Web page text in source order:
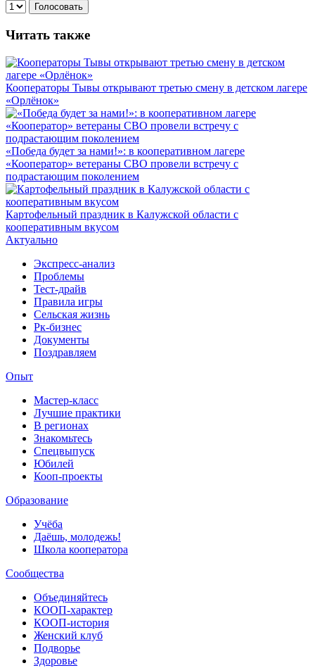
Голосовать
Читать также
Кооператоры Тывы открывают третью смену в детском лагере
«Орлёнок»
«Победа будет за нами!»: в кооперативном лагере
«Кооператор» ветераны СВО провели встречу с
подрастающим поколением
Картофельный праздник в Калужской области с
кооперативным вкусом
Актуально
Экспресс-анализ
Проблемы
Тест-драйв
Правила игры
Сельская жизнь
Рк-бизнес
Документы
Поздравляем
Опыт
Мастер-класс
Лучшие практики
В регионах
Знакомьтесь
Спецвыпуск
Юбилей
Кооп-проекты
Образование
Учёба
Даёшь, молодежь!
Школа кооператора
Сообщества
Объединяйтесь
КООП-характер
КООП-история
Женский клуб
Подворье
Здоровье